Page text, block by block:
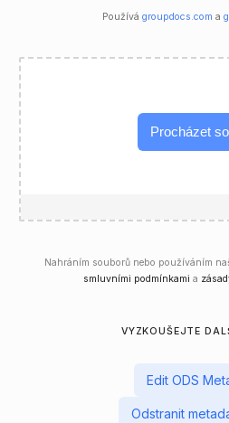
Používá groupdocs.com a
Procházet
Nahráním souborů nebo používáním
smluvními podmínkami a
VYZKOUŠEJTE
Edit ODS
Odstranit